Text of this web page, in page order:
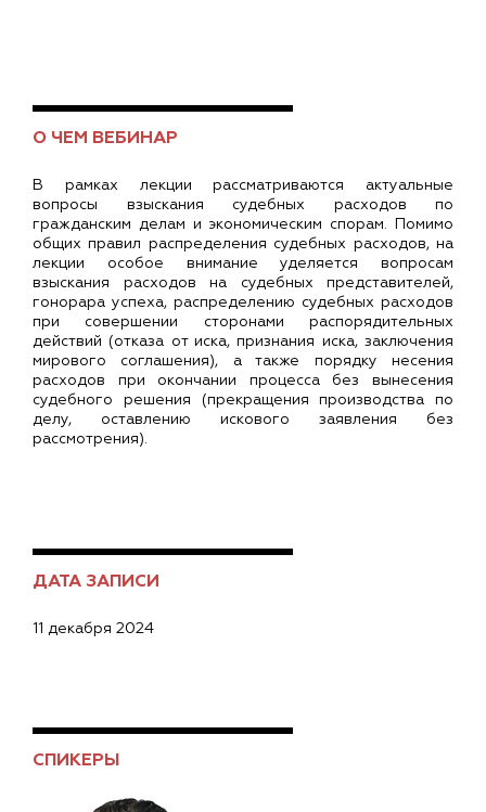
О ЧЕМ ВЕБИНАР
В рамках лекции рассматриваются актуальные
вопросы взыскания судебных расходов по
гражданским делам и экономическим спорам. Помимо
общих правил распределения судебных расходов, на
лекции особое внимание уделяется вопросам
взыскания расходов на судебных представителей,
гонорара успеха, распределению судебных расходов
при совершении сторонами распорядительных
действий (отказа от иска, признания иска, заключения
мирового соглашения), а также порядку несения
расходов при окончании процесса без вынесения
судебного решения (прекращения производства по
делу, оставлению искового заявления без
рассмотрения).
ДАТА ЗАПИСИ
11 декабря 2024
СПИКЕРЫ